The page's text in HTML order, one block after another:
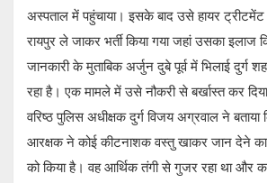
अस्पताल में पहुंचाया। इसके बाद उसे हायर ट्रीटमेंट
रायपुर ले जाकर भर्ती किया गया जहां उसका इलाज
जानकारी के मुताबिक अर्जुन दुबे पूर्व में भिलाई दुर्ग
रहा है। एक मामले में उसे नौकरी से बर्खास्त कर
वरिष्ठ पुलिस अधीक्षक दुर्ग विजय अग्रवाल ने बताया
आरक्षक ने कोई कीटनाशक वस्तु खाकर जान देने का
को किया है। वह आर्थिक तंगी से गुजर रहा था और